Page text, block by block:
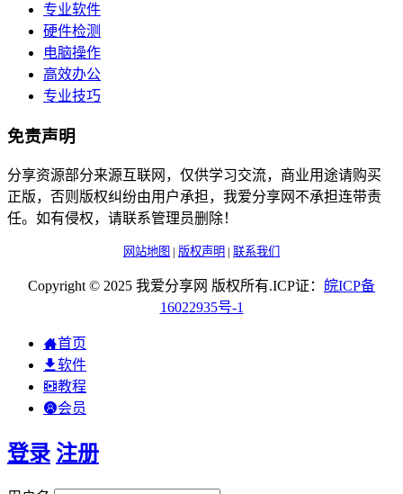
专业软件
硬件检测
电脑操作
高效办公
专业技巧
免责声明
分享资源部分来源互联网，仅供学习交流，商业用途请购买
正版，否则版权纠纷由用户承担，我爱分享网不承担连带责
任。如有侵权，请联系管理员删除！
网站地图 | 版权声明 | 联系我们
Copyright © 2025 我爱分享网 版权所有.ICP证： 皖ICP备
16022935号-1
首页
软件
教程
会员
登录 注册